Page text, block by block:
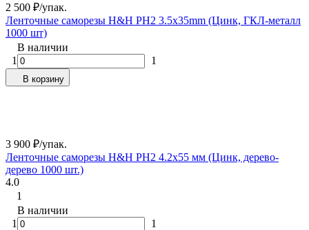
2 500 ₽/упак.
Ленточные саморезы H&H PH2 3.5x35mm (Цинк, ГКЛ-металл
1000 шт)
В наличии
1
1
В корзину
3 900 ₽/упак.
Ленточные саморезы H&H PH2 4.2x55 мм (Цинк, дерево-
дерево 1000 шт.)
4.0
1
В наличии
1
1